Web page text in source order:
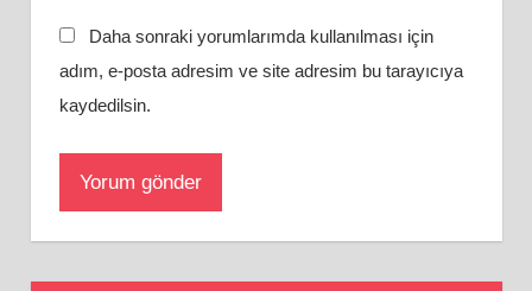
Daha sonraki yorumlarımda kullanılması için
adım, e-posta adresim ve site adresim bu tarayıcıya
kaydedilsin.